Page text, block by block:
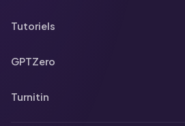
Tutoriels
GPTZero
Turnitin